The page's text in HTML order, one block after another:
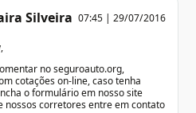
Silveira 07:45 | 29/07/2016
no seguroauto.org,
cotações on-line, caso tenha
o formulário em nosso site
nossos corretores entre em contato